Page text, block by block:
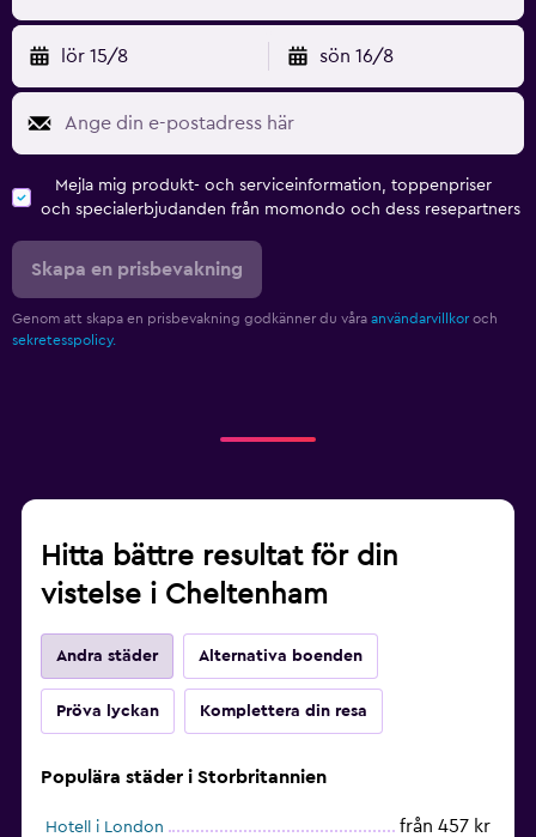
lör 15/8 sön 16/8
Mejla mig produkt- och serviceinformation, toppenpriser
och specialerbjudanden från momondo och dess resepartners
Skapa en prisbevakning
Genom att skapa en prisbevakning godkänner du våra användarvillkor och
sekretesspolicy.
Hitta bättre resultat för din
vistelse i Cheltenham
Andra städer Alternativa boenden
Pröva lyckan Komplettera din resa
Populära städer i Storbritannien
Hotell i London från 457 kr